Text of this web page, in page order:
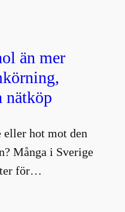
än mer
nätköp
hot mot den
Många i Sverige
för…